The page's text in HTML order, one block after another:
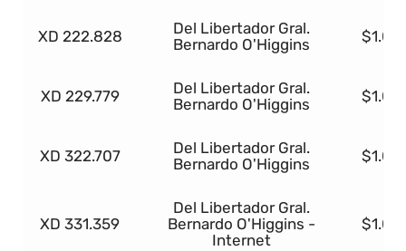
XD 222.828
Del Libertador Gral.
Bernardo O'Higgins
XD 229.779
Del Libertador Gral.
Bernardo O'Higgins
XD 322.707
Del Libertador Gral.
Bernardo O'Higgins
XD 331.359
Del Libertador Gral.
Bernardo O'Higgins -
Internet